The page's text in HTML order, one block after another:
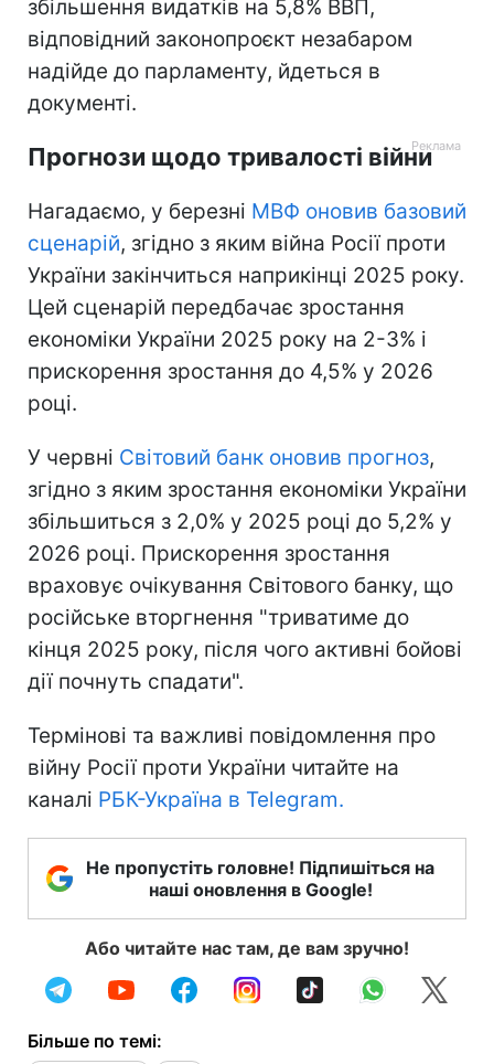
збільшення видатків на 5,8% ВВП,
відповідний законопроєкт незабаром
надійде до парламенту, йдеться в
документі.
Прогнози щодо тривалості війни
Нагадаємо, у березні МВФ оновив базовий
сценарій, згідно з яким війна Росії проти
України закінчиться наприкінці 2025 року.
Цей сценарій передбачає зростання
економіки України 2025 року на 2-3% і
прискорення зростання до 4,5% у 2026
році.
У червні Світовий банк оновив прогноз,
згідно з яким зростання економіки України
збільшиться з 2,0% у 2025 році до 5,2% у
2026 році. Прискорення зростання
враховує очікування Світового банку, що
російське вторгнення "триватиме до
кінця 2025 року, після чого активні бойові
дії почнуть спадати".
Термінові та важливі повідомлення про
війну Росії проти України читайте на
каналі РБК-Україна в Telegram.
Не пропустіть головне! Підпишіться на
наші оновлення в Google!
Або читайте нас там, де вам зручно!
Більше по темі: